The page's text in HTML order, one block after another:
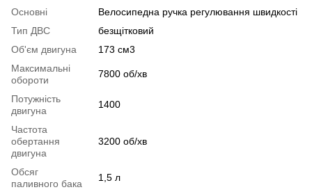
Основні
Велосипедна ручка регулювання швидкості
Тип ДВС
безщітковий
Об'єм двигуна
173 см3
Максимальні
обороти
7800 об/хв
Потужність
двигуна
1400
Частота
обертання
двигуна
3200 об/хв
Обсяг
паливного бака
1,5 л